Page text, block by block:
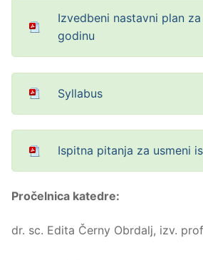
Izvedbeni nastavni plan
godinu
Syllabus
Ispitna pitanja za usmeni
Pročelnica katedre:
dr. sc. Edita Černy Obrdalj, izv.